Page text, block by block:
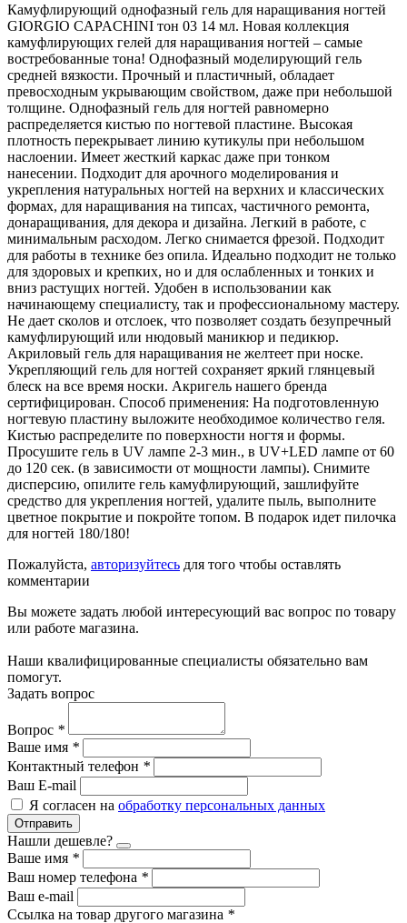
Камуфлирующий однофазный гель для наращивания ногтей
GIORGIO CAPACHINI тон 03 14 мл. Новая коллекция
камуфлирующих гелей для наращивания ногтей – самые
востребованные тона! Однофазный моделирующий гель
средней вязкости. Прочный и пластичный, обладает
превосходным укрывающим свойством, даже при небольшой
толщине. Однофазный гель для ногтей равномерно
распределяется кистью по ногтевой пластине. Высокая
плотность перекрывает линию кутикулы при небольшом
наслоении. Имеет жесткий каркас даже при тонком
нанесении. Подходит для арочного моделирования и
укрепления натуральных ногтей на верхних и классических
формах, для наращивания на типсах, частичного ремонта,
донаращивания, для декора и дизайна. Легкий в работе, с
минимальным расходом. Легко снимается фрезой. Подходит
для работы в технике без опила. Идеально подходит не только
для здоровых и крепких, но и для ослабленных и тонких и
вниз растущих ногтей. Удобен в использовании как
начинающему специалисту, так и профессиональному мастеру.
Не дает сколов и отслоек, что позволяет создать безупречный
камуфлирующий или нюдовый маникюр и педикюр.
Акриловый гель для наращивания не желтеет при носке.
Укрепляющий гель для ногтей сохраняет яркий глянцевый
блеск на все время носки. Акригель нашего бренда
сертифицирован. Способ применения: На подготовленную
ногтевую пластину выложите необходимое количество геля.
Кистью распределите по поверхности ногтя и формы.
Просушите гель в UV лампе 2-3 мин., в UV+LED лампе от 60
до 120 сек. (в зависимости от мощности лампы). Снимите
дисперсию, опилите гель камуфлирующий, зашлифуйте
средство для укрепления ногтей, удалите пыль, выполните
цветное покрытие и покройте топом. В подарок идет пилочка
для ногтей 180/180!
Пожалуйста, авторизуйтесь для того чтобы оставлять
комментарии
Вы можете задать любой интересующий вас вопрос по товару
или работе магазина.
Наши квалифицированные специалисты обязательно вам
помогут.
Задать вопрос
Вопрос *
Ваше имя *
Контактный телефон *
Ваш E-mail
Я согласен на обработку персональных данных
Отправить
Нашли дешевле?
Ваше имя *
Ваш номер телефона *
Ваш e-mail
Ссылка на товар другого магазина *